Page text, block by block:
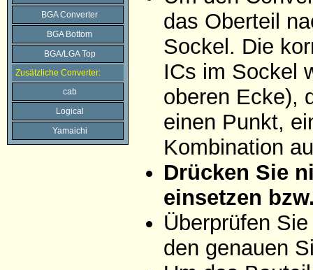
BGA Converter
BGA Bottom
BGA/LGA Top
Zusätzliche Converter:
cab
Logical
Yamaichi
das Oberteil
Sockel. Die
ICs im Sockel
oberen Ecke),
einen Punkt,
Kombination
Drücken Sie
einsetzen
Überprüfen
den genauen